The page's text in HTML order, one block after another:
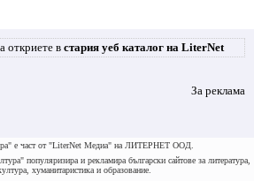
откриете в стария уеб каталог на LiterNet
За реклама
е част от "LiterNet Медиа" на ЛИТЕРНЕТ ООД.
популяризира и рекламира български сайтове за литература,
хуманитаристика и образование.